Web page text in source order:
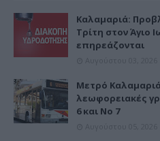
Καλαμαριά:
Τρίτη στον Άγιο
επηρεάζονται
Μετρό
λεωφορειακές
6 και Νο 7